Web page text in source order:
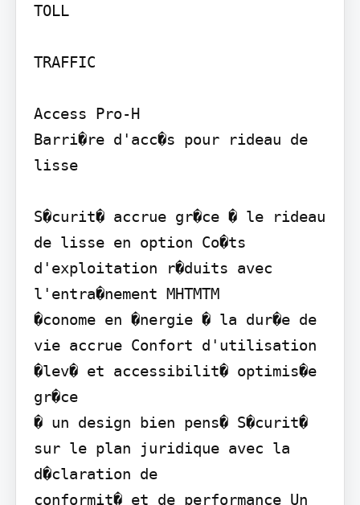
TOLL
TRAFFIC
Access Pro-H
Barri�re d'acc�s pour rideau de
lisse
S�curit� accrue gr�ce � le rideau
de lisse en option Co�ts
d'exploitation r�duits avec
l'entra�nement MHTMTM
�conome en �nergie � la dur�e de
vie accrue Confort d'utilisation
�lev� et accessibilit� optimis�e
gr�ce
� un design bien pens� S�curit�
sur le plan juridique avec la
d�claration de
conformit� et de performance Un